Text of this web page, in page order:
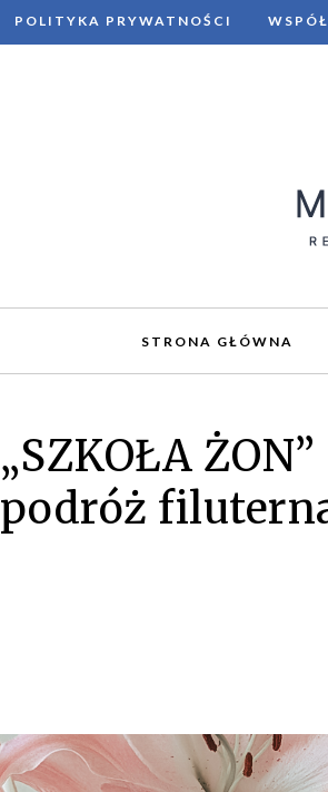
POLITYKA PRYWATNOŚCI
STRONA GŁÓWNA
„SZKOŁA
podróż